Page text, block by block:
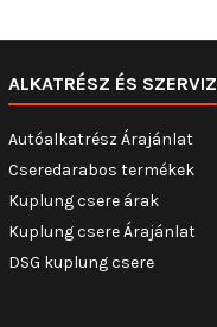
ALKATRÉSZ ÉS SZERVIZ
Autóalkatrész Árajánlat
Cseredarabos termékek
Kuplung csere árak
Kuplung csere Árajánlat
DSG kuplung csere